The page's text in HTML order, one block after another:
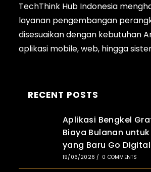
TechThink Hub Indonesia
layanan pengembangan
disesuaikan dengan kebutuhan
aplikasi mobile, web, hingga
RECENT POSTS
Aplikasi Bengkel
Biaya Bulanan
yang Baru Go Digital
19/06/2026 / 0 COMMENTS